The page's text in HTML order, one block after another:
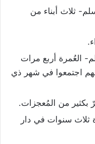
ثلاث أبناء من
العُمرة أربع مرات
اجتمعوا في شهر ذي
بكثير من المُعجزات.
ثلاث سنوات في دار